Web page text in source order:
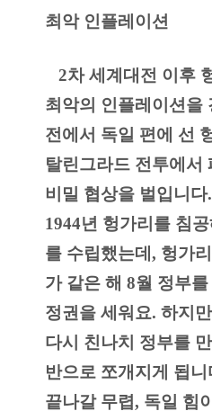
최악 인플레이션
최악의 인플레이션을
전에서 독일 편에 선
탈린그라드 전투에서
비밀 협상을 벌입니
1944년 헝가리를 침
를 수립했는데, 헝가
가 같은 해 8월 정부
정권을 세워요. 하지
다시 친나치 정부를
반으로 쪼개지게 됩니
끝나갈 무렵, 독일 힘